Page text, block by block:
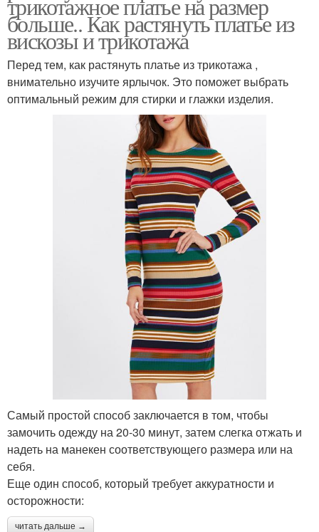
трикотажное платье на размер
больше.. Как растянуть платье из
вискозы и трикотажа
Перед тем, как растянуть платье из трикотажа ,
внимательно изучите ярлычок. Это поможет выбрать
оптимальный режим для стирки и глажки изделия.
Самый простой способ заключается в том, чтобы
замочить одежду на 20-30 минут, затем слегка отжать и
надеть на манекен соответствующего размера или на
себя.
Еще один способ, который требует аккуратности и
осторожности:
читать дальше →